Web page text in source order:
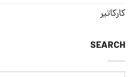
كاركاتير
SEARCH